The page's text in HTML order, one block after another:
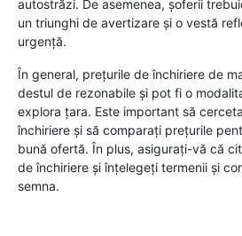
autostrăzi. De asemenea, șoferii
un triunghi de avertizare și o vestă
urgență.
În general, prețurile de închiriere de
destul de rezonabile și pot fi o
explora țara. Este important să
închiriere și să comparați prețurile
bună ofertă. În plus, asigurați-vă că
de închiriere și înțelegeți termenii și
semna.